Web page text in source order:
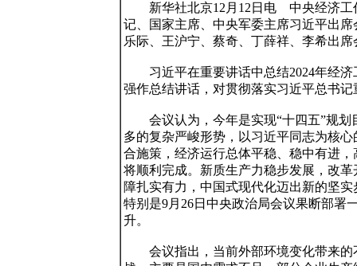
新华社北京12月12日电　中央经济工
记、国家主席、中央军委主席习近平出
乐际、王沪宁、蔡奇、丁薛祥、李希出席
习近平在重要讲话中总结2024年经济
强作总结讲话，对贯彻落实习近平总书
会议认为，今年是实现“十四五”规划
多的复杂严峻形势，以习近平同志为核
合施策，经济运行总体平稳、稳中有进
将顺利完成。新质生产力稳步发展，改
障扎实有力，中国式现代化迈出新的坚
特别是9月26日中央政治局会议果断部署
升。
会议指出，当前外部环境变化带来的